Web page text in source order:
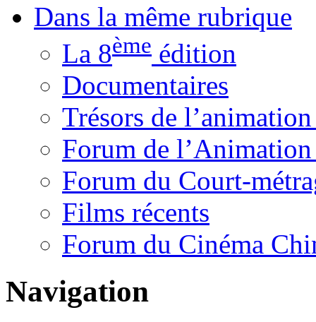
Dans la même rubrique
La 8ème édition
Documentaires
Trésors de
Forum de
Forum du Court-
Films récents
Forum du Cinéma
Navigation